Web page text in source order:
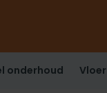
onderhoud